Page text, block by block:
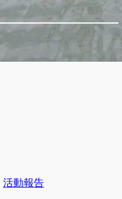
活動報告